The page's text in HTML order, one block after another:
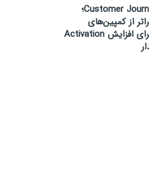
طراحی Customer Journey؛
از کمپین‌های
بازاریابی برای افزایش Activation